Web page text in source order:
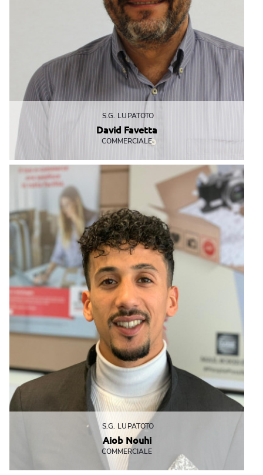
S.G. LUPATOTO
David Favetta
COMMERCIALE
Micrologistica-Ecommerce-Imballaggio-Spedizione: l’esperto
di tutto il processo è proprio lui!
dfavetta@mbemantova.it
S.G. LUPATOTO
Aiob Nouhi
COMMERCIALE